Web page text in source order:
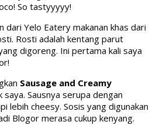
So tastyyyyy!
dari Yelo Eatery makanan khas dari
Rosti adalah kentang parut
digoreng. Ini pertama kali saya
Sausage and Creamy
saya. Sausnya serupa dengan
lebih cheesy. Sosis yang digunakan
Blogor merasa cukup kenyang.